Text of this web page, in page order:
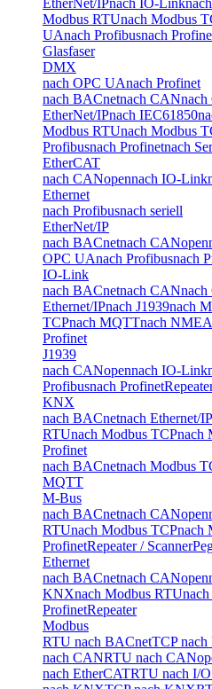
EtherNet/IPnach IO-Link
Modbus RTUnach Modbus
UAnach Profibusnach
Glasfaser
DMX
nach OPC UAnach Profinet
nach BACnetnach CANnach
EtherNet/IPnach IEC61850
Modbus RTUnach Modbus
Profibusnach Profinetnach
EtherCAT
nach CANopennach IO-Link
Ethernet
nach Profibusnach seriell
EtherNet/IP
nach BACnetnach CANopen
OPC UAnach Profibusnach
IO-Link
nach BACnetnach CANnach
Ethernet/IPnach J1939nach
TCPnach MQTTnach
Profinet
J1939
nach CANopennach IO-Link
Profibusnach Profinet
KNX
nach BACnetnach Ethernet/IP
RTUnach Modbus TCPnach
Profinet
nach BACnetnach Modbus
MQTT
M-Bus
nach BACnetnach CANopen
RTUnach Modbus TCPnach
ProfinetRepeater / Scanner
Ethernet
nach BACnetnach CANopen
KNXnach Modbus RTU
ProfinetRepeater
Modbus
RTU nach BACnetTCP
nach CANRTU nach
nach EtherCATRTU nach I/